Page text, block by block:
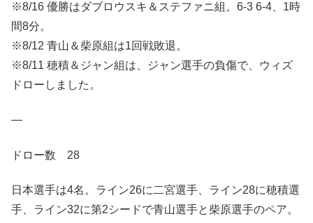
※8/16 優勝はダブロウスキ＆ステファニ組。6-3 6-4、1時
間8分。
※8/12 青山＆柴原組は1回戦敗退。
※8/11 穂積＆ジャン組は、ジャン選手の負傷で、ウィズ
ドローしました。
—
ドロー数 28
日本選手は4名。ライン26に二宮選手、ライン28に穂積選
手、ライン32に第2シードで青山選手と柴原選手のペア。